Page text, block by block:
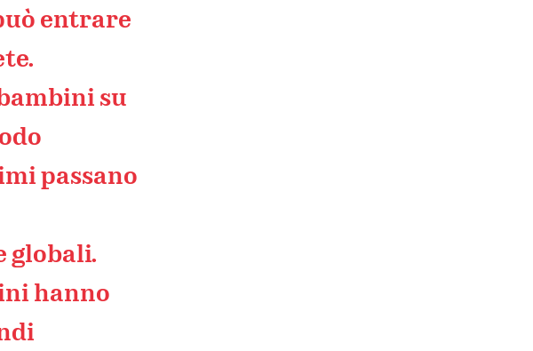
entrare
su
passano
globali.
hanno